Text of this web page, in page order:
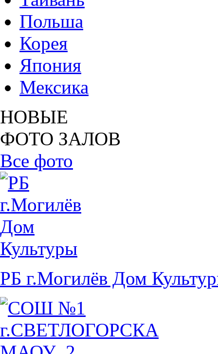
Польша
Корея
Япония
Мексика
НОВЫЕ
ФОТО ЗАЛОВ
Все фото
РБ г.Могилёв Дом